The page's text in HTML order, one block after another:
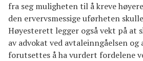
fra seg muligheten til å kreve
den ervervsmessige uførheten
Høyesterett legger også vekt på at
av advokat ved avtaleinngåelsen
forutsettes å ha vurdert fordelene